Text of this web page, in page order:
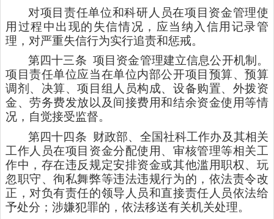
对项目责任单位和科研人员在项目资金管理使
用过程中出现的失信情况，应当纳入信用记录管
理，对严重失信行为实行追责和惩戒。
第四十三条 项目资金管理建立信息公开机制。
项目责任单位应当在单位内部公开项目预算、预算
调剂、决算、项目组人员构成、设备购置、外拨资
金、劳务费发放以及间接费用和结余资金使用等情
况，自觉接受监督。
第四十四条 财政部、全国社科工作办及其相关
工作人员在项目资金分配使用、审核管理等相关工
作中，存在违反规定安排资金或其他滥用职权、玩
忽职守、徇私舞弊等违法违规行为的，依法责令改
正，对负有责任的领导人员和直接责任人员依法给
予处分；涉嫌犯罪的，依法移送有关机关处理。